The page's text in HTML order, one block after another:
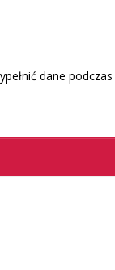
dane